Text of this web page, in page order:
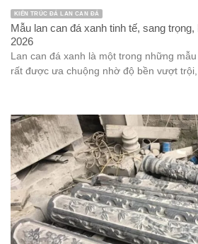
KIẾN TRÚC ĐÁ LAN CAN ĐÁ
Mẫu lan can đá xanh tinh tế, sang
2026
Lan can đá xanh là một trong những
rất được ưa chuộng nhờ độ bền vượt